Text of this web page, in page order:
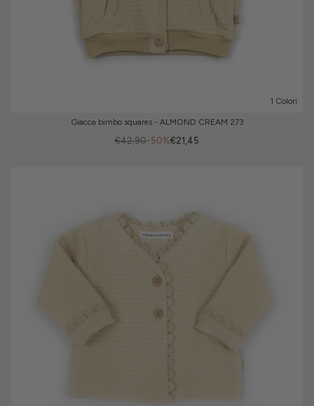
1 Colori
Giacca bimbo squares - ALMOND CREAM 273
-50%
€42,90 €21,45